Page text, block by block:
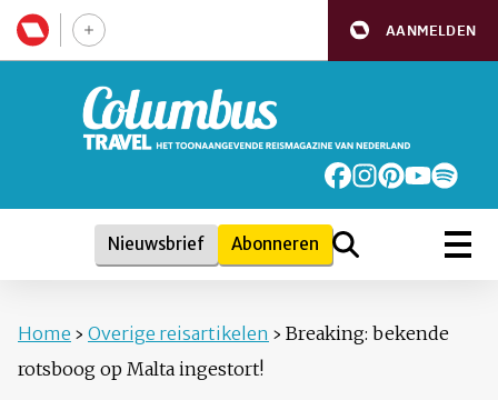
AANMELDEN
Nieuwsbrief Abonneren
Home › Overige reisartikelen › Breaking: bekende
rotsboog op Malta ingestort!